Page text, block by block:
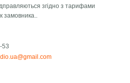
згідно з тарифами
замовника..
53